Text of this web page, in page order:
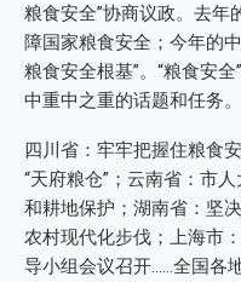
粮食安全”协商议政。去年
障国家粮食安全；今年的
粮食安全根基”。“粮食安
中重中之重的话题和任务。
四川省：牢牢把握住粮食
“天府粮仓”；云南省：市
和耕地保护；湖南省：坚
农村现代化步伐；上海市
导小组会议召开……全国各